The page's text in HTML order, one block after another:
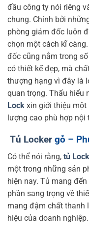
đầu công ty nói riêng
chung. Chính bởi
phòng giám đốc luôn
chọn một cách kĩ
đốc cũng nằm trong
có thiết kế đẹp, mà
thượng hạng vì đây là
quan trọng. Thấu hiểu
Lock xin giới thiệu một
lượng cao phù hợp nội
Tủ Locker gỗ –
Có thể nói rằng, tủ
một trong những sản
hiện nay. Tủ mang
phần sang trọng về
mang đậm chất thanh
hiệu của doanh nghiệp.